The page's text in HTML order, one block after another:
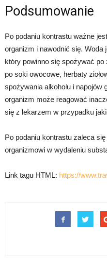
Podsumowanie
Po podaniu kontrastu ważne
organizm i nawodnić się. Woda
który powinno się spożywać po
po soki owocowe, herbaty
spożywania alkoholu i napojów
organizm może reagować
się z lekarzem w przypadku
Po podaniu kontrastu zaleca
organizmowi w wydaleniu
Link tagu HTML: https://